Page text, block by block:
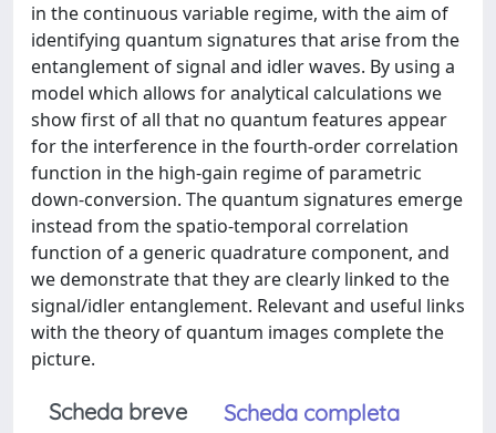
in the continuous variable regime, with the aim of
identifying quantum signatures that arise from the
entanglement of signal and idler waves. By using a
model which allows for analytical calculations we
show first of all that no quantum features appear
for the interference in the fourth-order correlation
function in the high-gain regime of parametric
down-conversion. The quantum signatures emerge
instead from the spatio-temporal correlation
function of a generic quadrature component, and
we demonstrate that they are clearly linked to the
signal/idler entanglement. Relevant and useful links
with the theory of quantum images complete the
picture.
Scheda breve
Scheda completa